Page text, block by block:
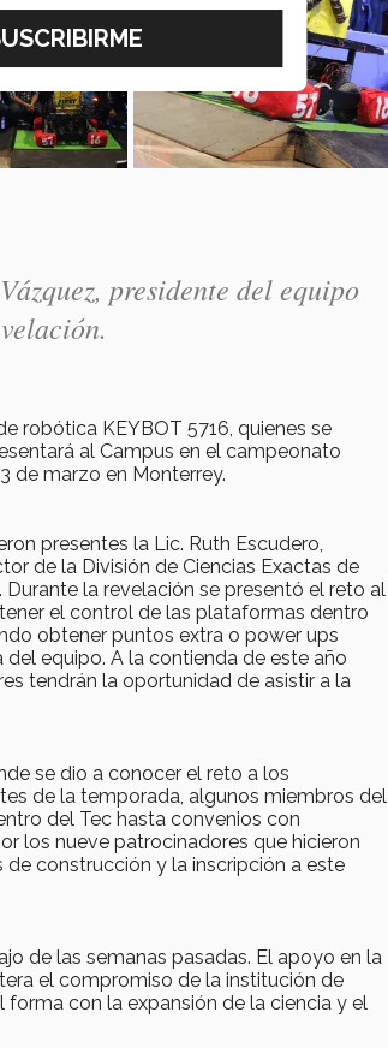
presidente del equipo
robótica KEYBOT 5716, quienes se
al Campus en el campeonato
de marzo en Monterrey.
presentes la Lic. Ruth Escudero,
de la División de Ciencias Exactas de
Durante la revelación se presentó el reto al
el control de las plataformas dentro
obtener puntos extra o power ups
equipo. A la contienda de este año
tendrán la oportunidad de asistir a la
se dio a conocer el reto a los
de la temporada, algunos miembros del
del Tec hasta convenios con
los nueve patrocinadores que hicieron
construcción y la inscripción a este
de las semanas pasadas. El apoyo en la
el compromiso de la institución de
con la expansión de la ciencia y el